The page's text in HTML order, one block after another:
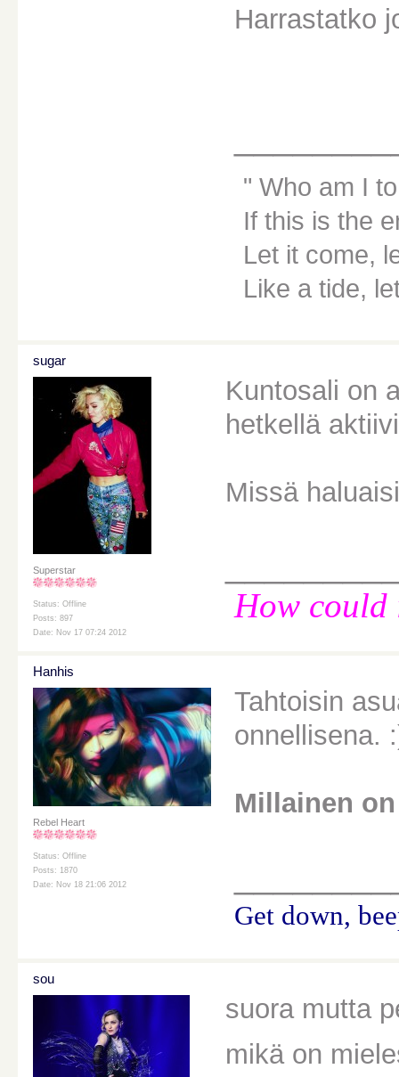
Harrastatko
Who am I
If this is the
Let it come,
Like a tide,
sugar
Superstar
Status: Offline
Posts: 897
Date: Nov 17 07:24 2012
Kuntosali on
hetkellä
Missä
How could
Hanhis
Rebel Heart
Status: Offline
Posts: 1870
Date: Nov 18 21:06 2012
Tahtoisin
onnellisena.
Millainen
Get down,
sou
suora mutta
mikä on